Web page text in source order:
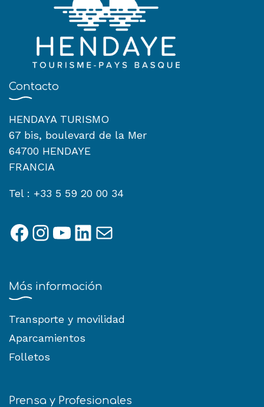
Contacto
HENDAYA TURISMO
67 bis, boulevard de la Mer
64700 HENDAYE
FRANCIA
Tel : +33 5 59 20 00 34
Facebook
Instagram
YouTube
LinkedIn
Correo electrónico
Más información
Transporte y movilidad
Aparcamientos
Folletos
Prensa y Profesionales